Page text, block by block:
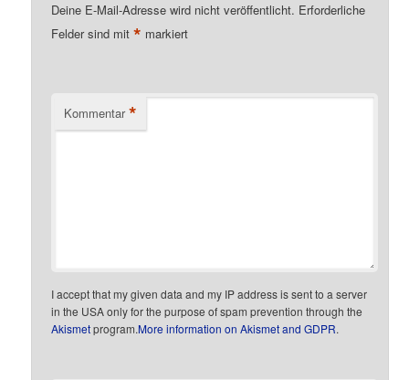
Deine E-Mail-Adresse wird nicht veröffentlicht. Erforderliche
Felder sind mit* markiert
Kommentar *
I accept that my given data and my IP address is sent to a server
in the USA only for the purpose of spam prevention through the
Akismetprogram.More information on Akismet and GDPR.